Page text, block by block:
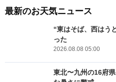
最新のお天気ニュース
“東はそば、西はう
った
2026.08.08 05:00
東北〜九州の16府